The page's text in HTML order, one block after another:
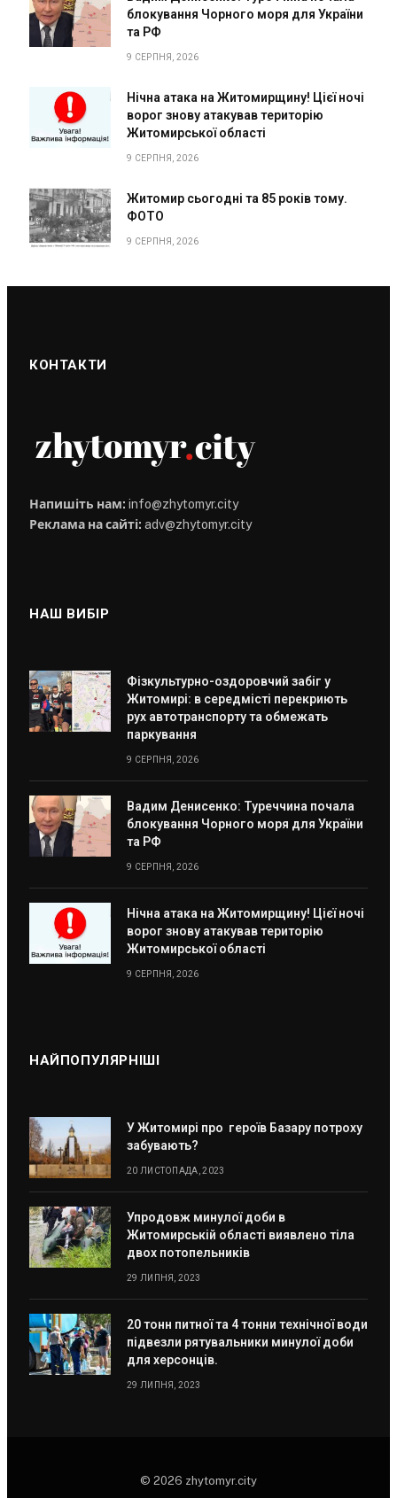
блокування Чорного моря для України
та РФ
9 СЕРПНЯ, 2026
Нічна атака на Житомирщину! Цієї ночі
ворог знову атакував територію
Житомирської області
9 СЕРПНЯ, 2026
Житомир сьогодні та 85 років тому.
ФОТО
9 СЕРПНЯ, 2026
КОНТАКТИ
Напишіть нам: info@zhytomyr.city
Реклама на сайті: adv@zhytomyr.city
НАШ ВИБІР
Фізкультурно-оздоровчий забіг у
Житомирі: в середмісті перекриють
рух автотранспорту та обмежать
паркування
9 СЕРПНЯ, 2026
Вадим Денисенко: Туреччина почала
блокування Чорного моря для України
та РФ
9 СЕРПНЯ, 2026
Нічна атака на Житомирщину! Цієї ночі
ворог знову атакував територію
Житомирської області
9 СЕРПНЯ, 2026
НАЙПОПУЛЯРНІШІ
У Житомирі про героїв Базару потроху
забувають?
20 ЛИСТОПАДА, 2023
Упродовж минулої доби в
Житомирській області виявлено тіла
двох потопельників
29 ЛИПНЯ, 2023
20 тонн питної та 4 тонни технічної води
підвезли рятувальники минулої доби
для херсонців.
29 ЛИПНЯ, 2023
© 2026 zhytomyr.city